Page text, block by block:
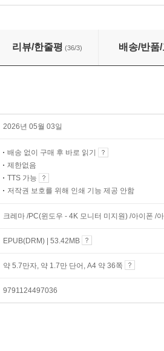
리뷰/한줄평 (36/3) 배송/반품
2026년 05월 03일
배송 없이 구매 후 바로 읽기
제한없음
TTS 가능
저작권 보호를 위해 인쇄 기능 제공 안함
크레마 /PC(윈도우 - 4K 모니터 미지원) /아이폰 /
EPUB(DRM) | 53.42MB
약 5.7만자, 약 1.7만 단어, A4 약 36쪽
9791124497036